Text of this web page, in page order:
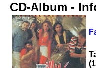
CD-Album -